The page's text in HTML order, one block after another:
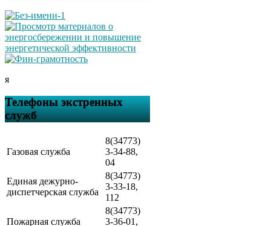
я
Телефоны экстренных
служб
Газовая служба
8(34773)
3-34-88,
04
Единая дежурно-
диспетчерская служба
8(34773)
3-33-18,
112
Пожарная служба
8(34773)
3-36-01,